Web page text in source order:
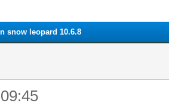
snow leopard 10.6.8